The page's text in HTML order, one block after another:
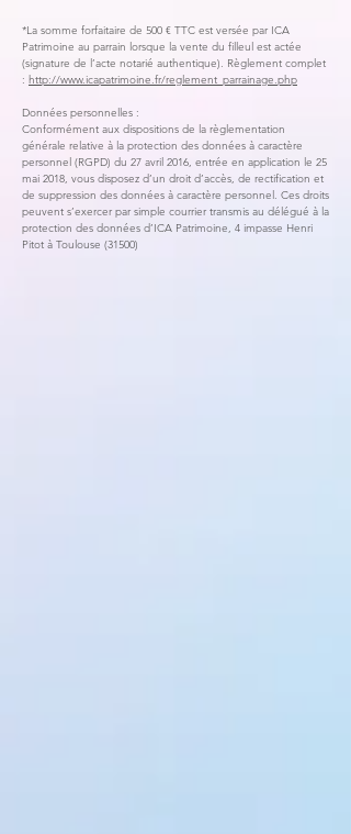
*La somme forfaitaire de 500 € TTC est versée par ICA
Patrimoine au parrain lorsque la vente du filleul est actée
(signature de l’acte notarié authentique). Règlement complet
: http://www.icapatrimoine.fr/reglement_parrainage.php
Données personnelles :
Conformément aux dispositions de la règlementation
générale relative à la protection des données à caractère
personnel (RGPD) du 27 avril 2016, entrée en application le 25
mai 2018, vous disposez d’un droit d’accès, de rectification et
de suppression des données à caractère personnel. Ces droits
peuvent s’exercer par simple courrier transmis au délégué à la
protection des données d’ICA Patrimoine, 4 impasse Henri
Pitot à Toulouse (31500)